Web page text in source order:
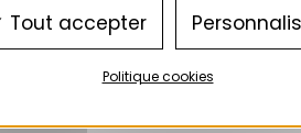
Tout accepter
Politique cookies